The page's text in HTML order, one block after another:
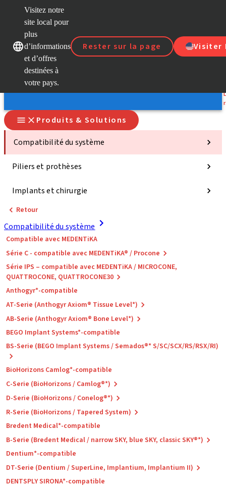
Visitez notre
site local pour
plus
d’informations
et d’offres
destinées à
votre pays.
Rester sur la page
Visiter
Nos marquesNos marques
Produits & Solutions
Compatibilité du système
Piliers et prothèses
Implants et chirurgie
Retour
Compatibilité du système
Compatible avec MEDENTiKA
Série C - compatible avec MEDENTiKA® / Procone
Série IPS – compatible avec MEDENTiKA / MICROCONE,
QUATTROCONE, QUATTROCONE30
Anthogyr*-compatible
AT-Serie (Anthogyr Axiom® Tissue Level*)
AB-Serie (Anthogyr Axiom® Bone Level*)
BEGO Implant Systems*-compatible
BS-Serie (BEGO Implant Systems / Semados®* S/SC/SCX/RS/RSX/RI)
BioHorizons Camlog*-compatible
C-Serie (BioHorizons / Camlog®*)
D-Serie (BioHorizons / Conelog®*)
R-Serie (BioHorizons / Tapered System)
Bredent Medical*-compatible
B-Serie (Bredent Medical / narrow SKY, blue SKY, classic SKY®*)
Dentium*-compatible
DT-Serie (Dentium / SuperLine, Implantium, Implantium II)
DENTSPLY SIRONA*-compatible